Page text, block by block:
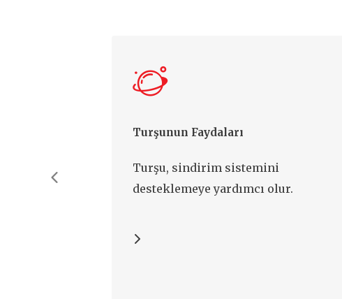
Turşunun Faydaları
Turşu, sindirim sistemini
desteklemeye yardımcı olur.